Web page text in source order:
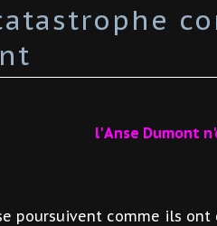
l' Anse Dumont
poursuivent comme ils